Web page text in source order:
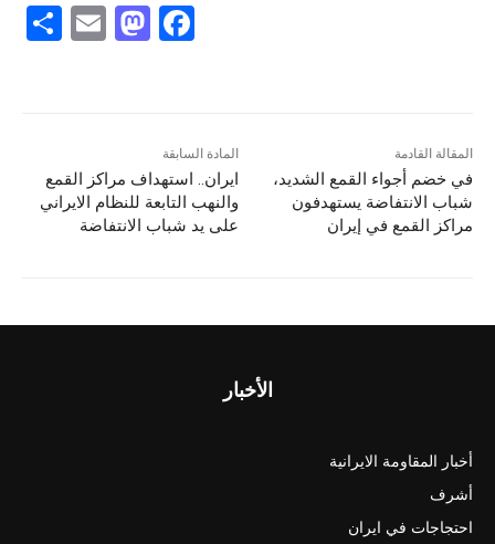
F
b
o
o
M
d
o
n
E
المادة السابقة
ایران.. استهداف مراكز القمع
والنهب التابعة للنظام الایراني
علی ید شباب الانتفاضة
المقالة القادمة
في خضم أجواء القمع الشديد،
شباب الانتفاضة یستهدفون
مراكز القمع في إيران
الأخبار
أخبار المقاومة الايرانية
أشرف
احتجاجات في ايران